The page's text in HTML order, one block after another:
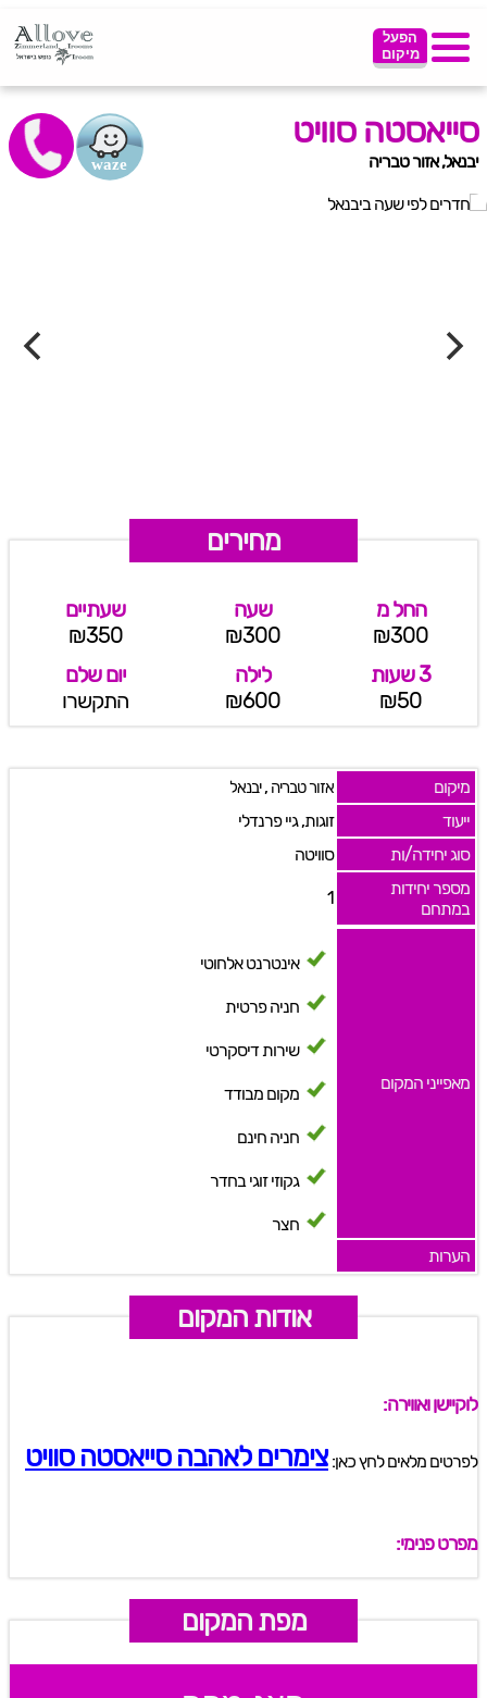
הפעל
מיקום
סייאסטה סוויט
יבנאל, אזור טבריה
מחירים
החל מ
₪300
שעה
₪300
שעתיים
₪350
3 שעות
₪50
לילה
₪600
יום שלם
התקשרו
מיקום אזור טבריה,יבנאל
ייעוד
זוגות, גיי פרנדלי
סוג יחידה/ות
סוויטה
מספר יחידות
במתחם
1
מאפייני המקום
אינטרנט אלחוטי
חניה פרטית
שירות דיסקרטי
מקום מבודד
חניה חינם
גקוזי זוגי בחדר
חצר
הערות
אודות המקום
לוקיישן ואווירה:
לפרטים מלאים לחץ כאן:צימרים לאהבה סייאסטה סוויט
מפרט פנימי:
מפת המקום